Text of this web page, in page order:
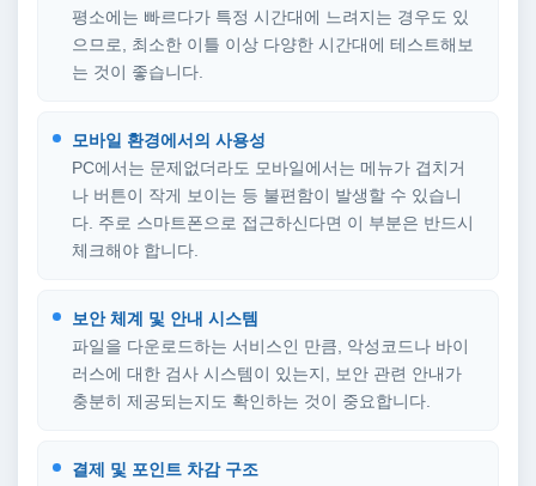
평소에는 빠르다가 특정 시간대에 느려지는 경우도 있
으므로, 최소한 이틀 이상 다양한 시간대에 테스트해보
는 것이 좋습니다.
모바일 환경에서의 사용성
PC에서는 문제없더라도 모바일에서는 메뉴가 겹치거
나 버튼이 작게 보이는 등 불편함이 발생할 수 있습니
다. 주로 스마트폰으로 접근하신다면 이 부분은 반드시
체크해야 합니다.
보안 체계 및 안내 시스템
파일을 다운로드하는 서비스인 만큼, 악성코드나 바이
러스에 대한 검사 시스템이 있는지, 보안 관련 안내가
충분히 제공되는지도 확인하는 것이 중요합니다.
결제 및 포인트 차감 구조